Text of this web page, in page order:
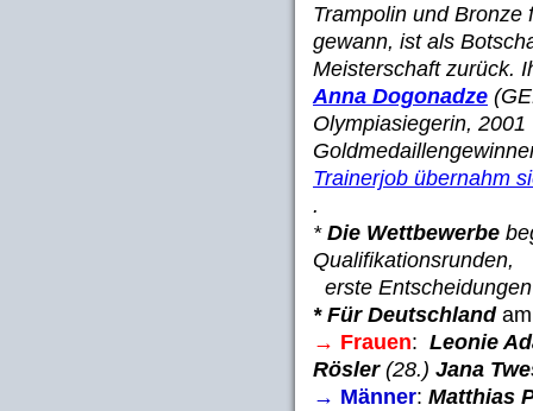
Trampolin und Bronze
gewann, ist als
Meisterschaft zurück.
Anna Dogonadze
Olympiasiegerin,
Trainerjob übernahm
.
* Die Wettbewerbe
Qualifikationsrunden,
erste
* Für Deutschlandam
→ Frauen: Leonie
Rösler (28.) Jana
→ Männer: Matthias